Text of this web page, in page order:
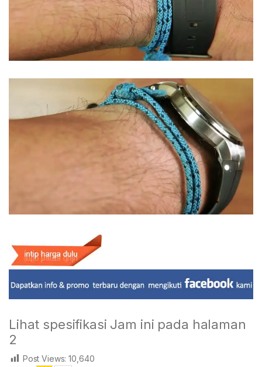
Lihat spesifikasi Jam ini pada halaman
2
Post Views: 10,640